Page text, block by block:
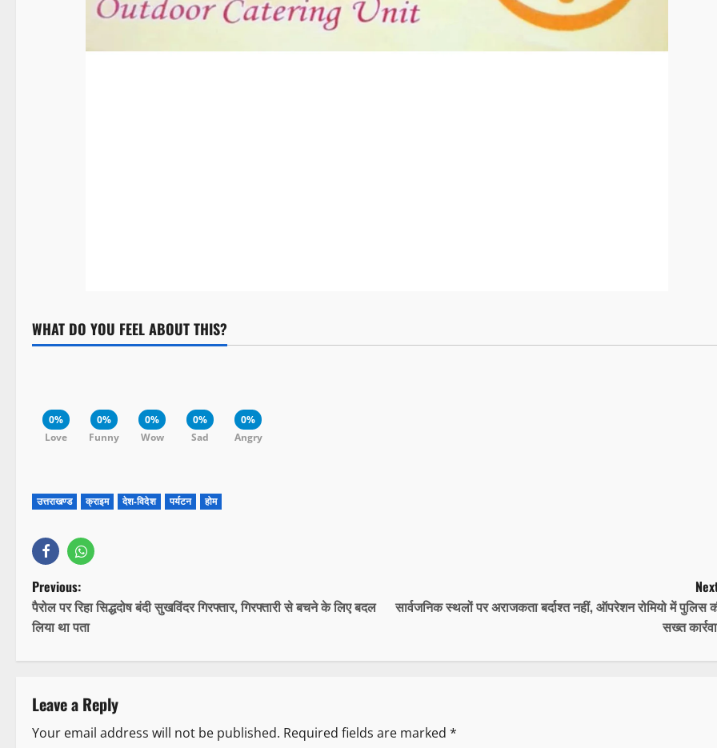
WHAT DO YOU FEEL ABOUT THIS?
0%
Love
0%
Funny
0%
Wow
0%
Sad
0%
Angry
उत्तराखण्ड क्राइम देश-विदेश पर्यटन होम
Previous:
पैरोल पर रिहा सिद्धदोष बंदी सुखविंदर गिरफ्तार, गिरफ्तारी से बचने के लिए बदल
लिया था पता
सार्वजनिक स्थलों पर अराजकता बर्दाश्त नहीं, ऑपरेशन रोमियो में पुलिस
सख्त
Leave a Reply
Your email address will not be published. Required fields are marked *